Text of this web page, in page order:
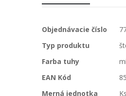
Viac
informácií
Objednávacie číslo
Typ produktu
Farba tuhy
EAN Kód
Merná jednotka
Ks